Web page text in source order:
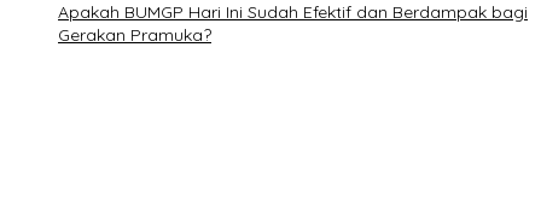
Apakah BUMGP Hari Ini Sudah Efektif dan Berdampak bagi
Gerakan Pramuka?